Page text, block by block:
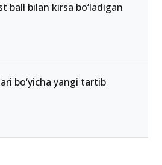
ball bilan kirsa bo‘ladigan
bo‘yicha yangi tartib